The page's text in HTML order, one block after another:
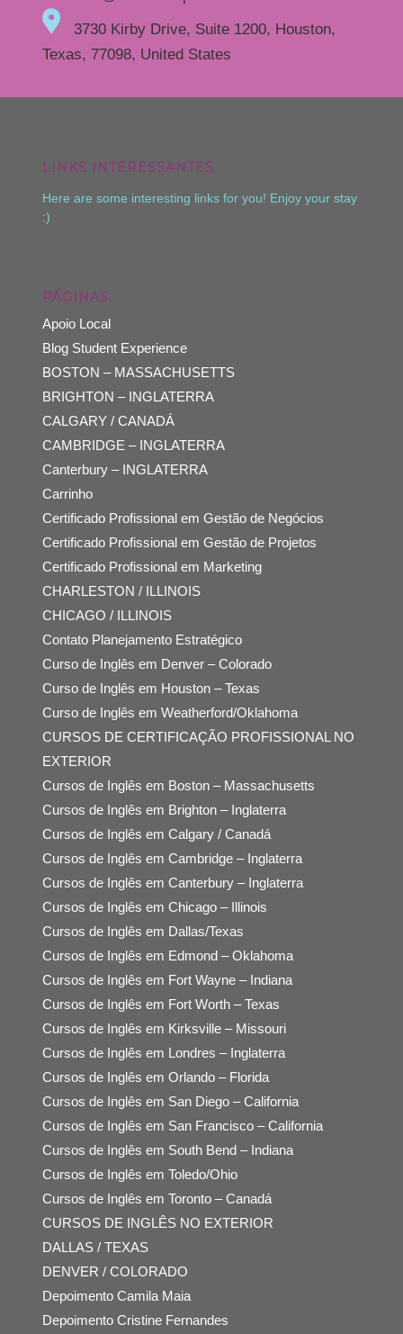
3730 Kirby Drive, Suite 1200, Houston,
Texas, 77098, United States
LINKS INTERESSANTES
Here are some interesting links for you! Enjoy your stay
:)
PÁGINAS
Apoio Local
Blog Student Experience
BOSTON – MASSACHUSETTS
BRIGHTON – INGLATERRA
CALGARY / CANADÁ
CAMBRIDGE – INGLATERRA
Canterbury – INGLATERRA
Carrinho
Certificado Profissional em Gestão de Negócios
Certificado Profissional em Gestão de Projetos
Certificado Profissional em Marketing
CHARLESTON / ILLINOIS
CHICAGO / ILLINOIS
Contato Planejamento Estratégico
Curso de Inglês em Denver – Colorado
Curso de Inglês em Houston – Texas
Curso de Inglês em Weatherford/Oklahoma
CURSOS DE CERTIFICAÇÃO PROFISSIONAL NO
EXTERIOR
Cursos de Inglês em Boston – Massachusetts
Cursos de Inglês em Brighton – Inglaterra
Cursos de Inglês em Calgary / Canadá
Cursos de Inglês em Cambridge – Inglaterra
Cursos de Inglês em Canterbury – Inglaterra
Cursos de Inglês em Chicago – Illinois
Cursos de Inglês em Dallas/Texas
Cursos de Inglês em Edmond – Oklahoma
Cursos de Inglês em Fort Wayne – Indiana
Cursos de Inglês em Fort Worth – Texas
Cursos de Inglês em Kirksville – Missouri
Cursos de Inglês em Londres – Inglaterra
Cursos de Inglês em Orlando – Florida
Cursos de Inglês em San Diego – California
Cursos de Inglês em San Francisco – California
Cursos de Inglês em South Bend – Indiana
Cursos de Inglês em Toledo/Ohio
Cursos de Inglês em Toronto – Canadá
CURSOS DE INGLÊS NO EXTERIOR
DALLAS / TEXAS
DENVER / COLORADO
Depoimento Camila Maia
Depoimento Cristine Fernandes